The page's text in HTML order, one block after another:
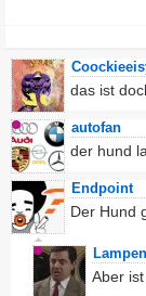
das ist
autofan
der hund
Endpoint
Der Hund
Aber